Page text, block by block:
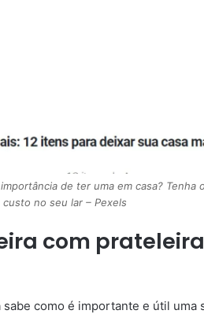
de ter uma em casa? Tenha
custo no seu lar – Pexels
com
como é importante e útil uma